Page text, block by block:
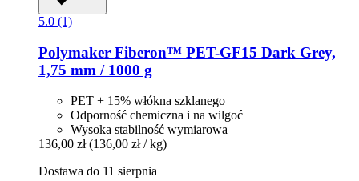
5.0 (1)
Polymaker Fiberon™ PET-​GF15 Dark Grey,
1,75 mm / 1000 g
PET + 15% włókna szklanego
Odporność chemiczna i na wilgoć
Wysoka stabilność wymiarowa
136,00 zł (136,00 zł / kg)
Dostawa do 11 sierpnia